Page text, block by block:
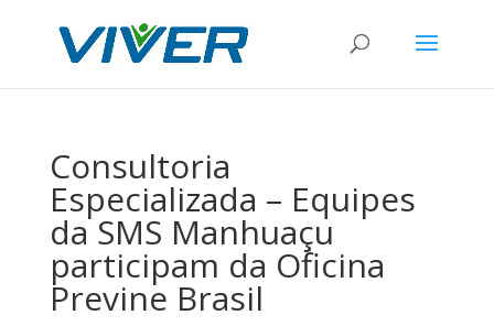
Consultoria
Especializada – Equipes
da SMS Manhuaçu
participam da Oficina
Previne Brasil